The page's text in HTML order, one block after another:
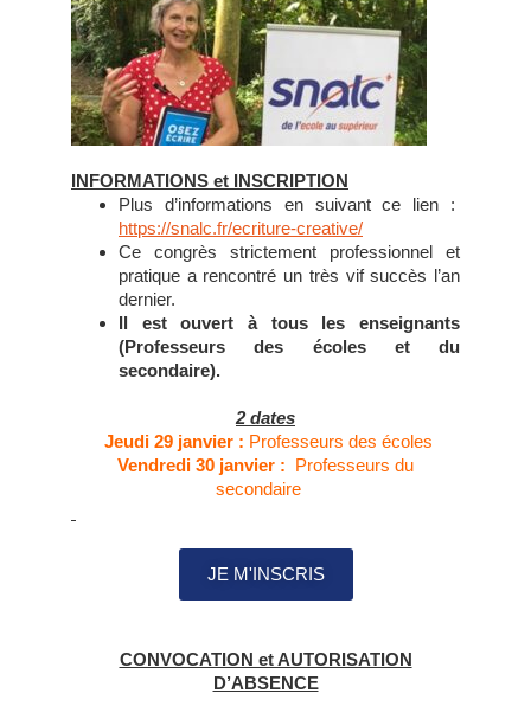
INFORMATIONS et INSCRIPTION
Plus d’informations en suivant ce lien :
https://snalc.fr/ecriture-creative/
Ce congrès strictement professionnel et
pratique a rencontré un très vif succès l’an
dernier.
Il est ouvert à tous les enseignants
(Professeurs des écoles et du
secondaire).
2 dates
Jeudi 29 janvier : Professeurs des écoles
Vendredi 30 janvier : Professeurs du
secondaire
JE M'INSCRIS
CONVOCATION et AUTORISATION
D’ABSENCE